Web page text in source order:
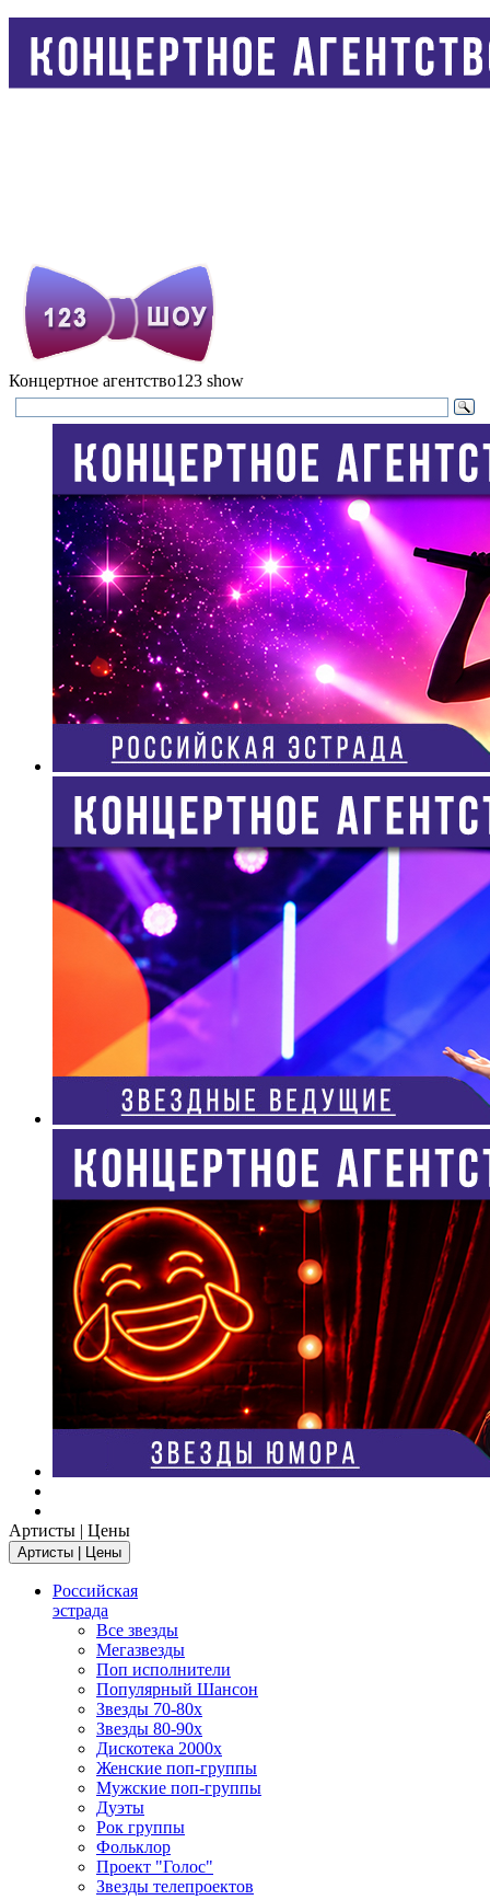
Концертное агентство123 show
Артисты | Цены
Артисты | Цены
Российская
эстрада
Все звезды
Мегазвезды
Поп исполнители
Популярный Шансон
Звезды 70-80х
Звезды 80-90х
Дискотека 2000х
Женские поп-группы
Мужские поп-группы
Дуэты
Рок группы
Фольклор
Проект "Голос"
Звезды телепроектов